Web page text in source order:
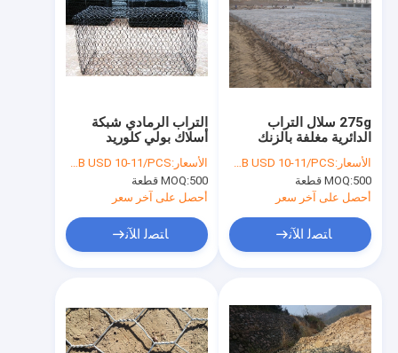
التراب الرمادي شبكة
أسلاك بولي كلوريد
الفينيل مغلفة بسياج
التراب الجدار 100 * 120
مم
الأسعار:FOB USD 10-11/PCS
MOQ:500 قطعة
أحصل على آخر سعر
ﺎﺘﺼﻟ ﺍﻶﻧ
275g سلال التراب
الدائرية مغلفة بالزنك
صندوق التراب
100x120mm
الأسعار:FOB USD 10-11/PCS
MOQ:500 قطعة
أحصل على آخر سعر
ﺎﺘﺼﻟ ﺍﻶﻧ